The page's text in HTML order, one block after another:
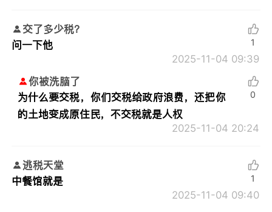
交了多少税？
问一下他
2025-11-04 09:39
1
你被洗脑了
为什么要交税，你们交税给政府浪费，还把你
的土地变成原住民，不交税就是人权
2025-11-04 20:24
0
逃税天堂
中餐馆就是
2025-11-04 09:40
1